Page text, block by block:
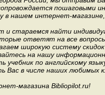
пошаговыми
в нашем интернет-
стараемся найти
ответят на все
широкую систему
на нашу
учебник по английскому
Вас в числе наших любимых
магазина Bibliopilot.ru!